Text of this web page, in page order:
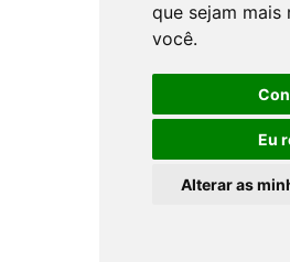
que sejam mais
você.
Eu
Alterar as